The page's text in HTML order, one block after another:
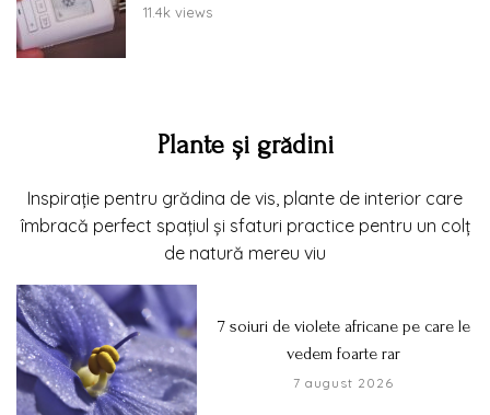
11.4k views
Plante și grădini
Inspirație pentru grădina de vis, plante de interior care
îmbracă perfect spațiul și sfaturi practice pentru un colț
de natură mereu viu
7 soiuri de violete africane pe care le
vedem foarte rar
7 august 2026